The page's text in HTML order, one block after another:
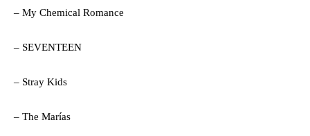
– My Chemical Romance
– SEVENTEEN
– Stray Kids
– The Marías